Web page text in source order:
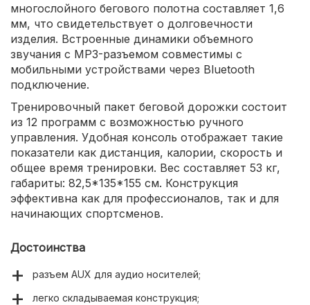
многослойного бегового полотна составляет 1,6
мм, что свидетельствует о долговечности
изделия. Встроенные динамики объемного
звучания с MP3-разъемом совместимы с
мобильными устройствами через Bluetooth
подключение.
Тренировочный пакет беговой дорожки состоит
из 12 программ с возможностью ручного
управления. Удобная консоль отображает такие
показатели как дистанция, калории, скорость и
общее время тренировки. Вес составляет 53 кг,
габариты: 82,5*135*155 см. Конструкция
эффективна как для профессионалов, так и для
начинающих спортсменов.
Достоинства
разъем AUX для аудио носителей;
легко складываемая конструкция;